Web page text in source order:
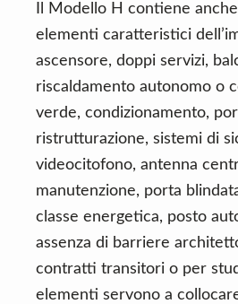
Il Modello H contiene
elementi caratteristici
ascensore, doppi servizi,
riscaldamento autonomo o
verde, condizionamento,
ristrutturazione, sistemi di
videocitofono, antenna
manutenzione, porta
classe energetica, posto
assenza di barriere
contratti transitori o per
elementi servono a